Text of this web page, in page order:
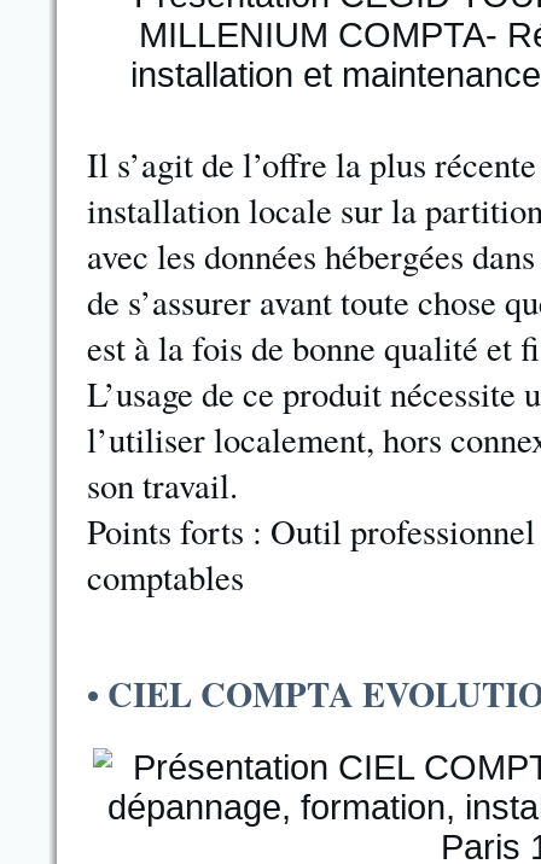
Il s’agit de l’offre la plus
installation locale sur la
avec les données hébergées
de s’assurer avant toute chose
est à la fois de bonne qualité et
L’usage de ce produit nécessite
l’utiliser localement, hors
son travail.
Points forts : Outil
comptables
• CIEL COMPTA